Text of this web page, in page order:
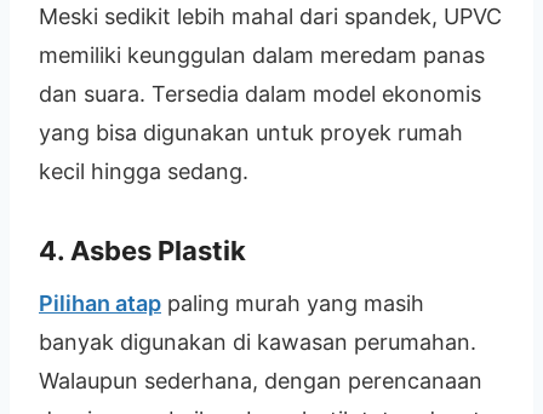
Meski sedikit lebih mahal dari spandek, UPVC
memiliki keunggulan dalam meredam panas
dan suara. Tersedia dalam model ekonomis
yang bisa digunakan untuk proyek rumah
kecil hingga sedang.
4. Asbes Plastik
Pilihan atap paling murah yang masih
banyak digunakan di kawasan perumahan.
Walaupun sederhana, dengan perencanaan